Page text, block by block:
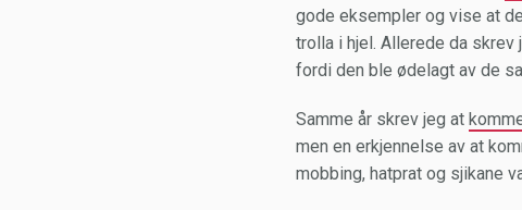
gode eksempler og vise at
trolla i hjel. Allerede da skrev
fordi den ble ødelagt av de
Samme år skrev jeg at
men en erkjennelse av at
mobbing, hatprat og sjikane